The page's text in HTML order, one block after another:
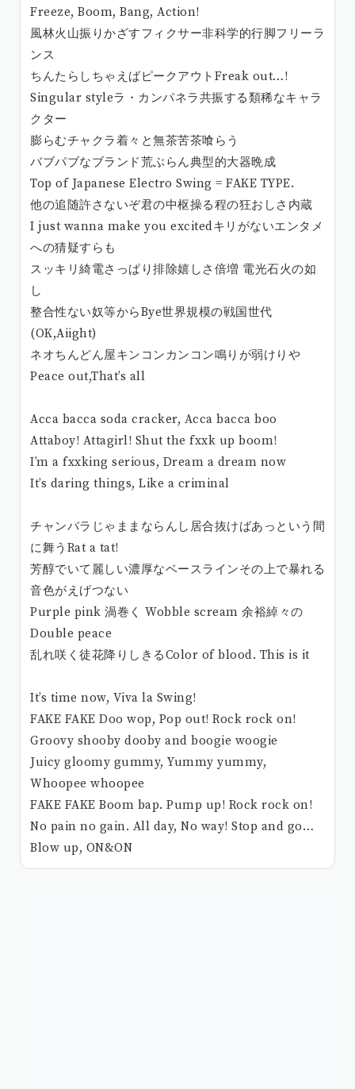
Freeze, Boom, Bang, Action!
風林火山振りかざすフィクサー非科学的行脚フリーラ
ンス
ちんたらしちゃえばピークアウトFreak out…!
Singular styleラ・カンパネラ共振する類稀なキャラ
クター
膨らむチャクラ着々と無茶苦茶喰らう
バブパブなブランド荒ぶらん典型的大器晩成
Top of Japanese Electro Swing = FAKE TYPE.
他の追随許さないぞ君の中枢操る程の狂おしさ内蔵
I just wanna make you excitedキリがないエンタメ
への猜疑すらも
スッキリ綺電さっぱり排除嬉しさ倍増 電光石火の如
し
整合性ない奴等からBye世界規模の戦国世代
(OK,Aiight)
ネオちんどん屋キンコンカンコン鳴りが弱けりや
Peace out,That’s all
Acca bacca soda cracker, Acca bacca boo
Attaboy! Attagirl! Shut the fxxk up boom!
I’m a fxxking serious, Dream a dream now
It’s daring things, Like a criminal
チャンバラじゃままならんし居合抜けばあっという間
に舞うRat a tat!
芳醇でいて麗しい濃厚なベースラインその上で暴れる
音色がえげつない
Purple pink 渦巻く Wobble scream 余裕綽々の
Double peace
乱れ咲く徒花降りしきるColor of blood. This is it
It’s time now, Viva la Swing!
FAKE FAKE Doo wop, Pop out! Rock rock on!
Groovy shooby dooby and boogie woogie
Juicy gloomy gummy, Yummy yummy,
Whoopee whoopee
FAKE FAKE Boom bap. Pump up! Rock rock on!
No pain no gain. All day, No way! Stop and go…
Blow up, ON&ON